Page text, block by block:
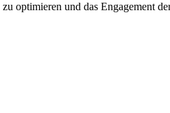
optimieren und das Engagement